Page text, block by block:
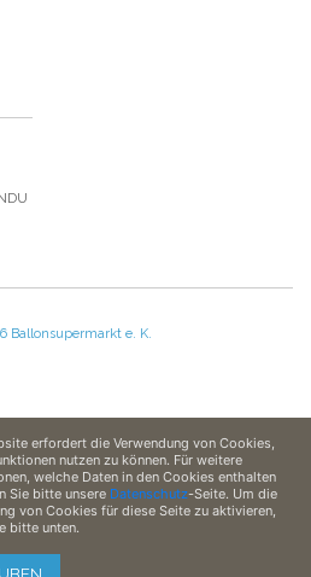
Ballonsupermarkt e. K.
erfordert die Verwendung von Cookies,
nutzen zu können. Für weitere
welche Daten in den Cookies enthalten
Sie bitte unsere Datenschutz-Seite. Um die
von Cookies für diese Seite zu aktivieren,
bitte unten.